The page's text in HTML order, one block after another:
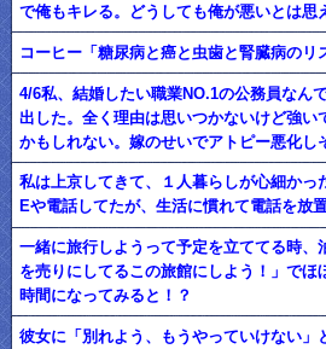
で俺もキレる。どうしても俺が悪いとは思
コーヒー「糖尿病と癌と虫歯と腎臓病の
4/6私、結婚したい職業NO.1の公務員なん
出した。全く理由は思いつかないけど強い
かもしれない。嫁のせいでアトピー悪化し
私は上京してきて、１人暮らしが心細かっ
Eや電話してたが、生活に慣れて電話を放
一緒に旅行しようって予定を立ててる時、
を売りにしてるこの旅館にしよう！」で
時間になってみると！？
彼女に「別れよう、もうやっていけない」